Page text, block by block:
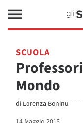
SCUOLA
Mondo
di Lorenza Boninu